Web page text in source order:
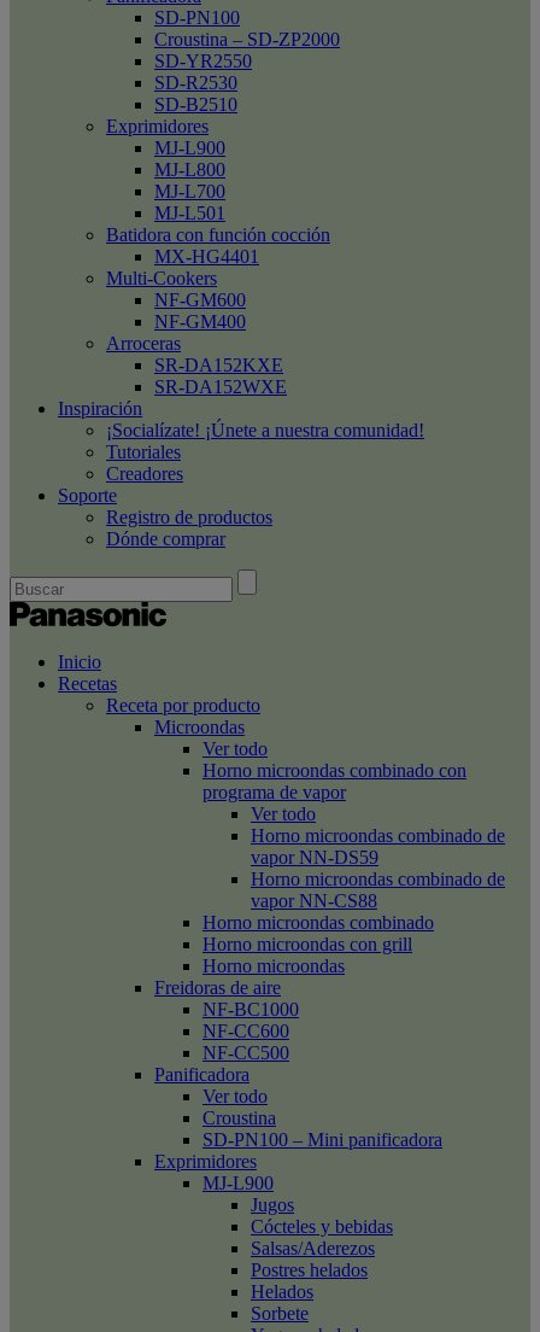
SD-PN100
Croustina – SD-ZP2000
SD-YR2550
SD-R2530
SD-B2510
Exprimidores
MJ-L900
MJ-L800
MJ-L700
MJ-L501
Batidora con función cocción
MX-HG4401
Multi-Cookers
NF-GM600
NF-GM400
Arroceras
SR-DA152KXE
SR-DA152WXE
Inspiración
¡Socialízate! ¡Únete a nuestra comunidad!
Tutoriales
Creadores
Soporte
Registro de productos
Dónde comprar
Inicio
Recetas
Receta por producto
Microondas
Ver todo
Horno microondas combinado con
programa de vapor
Ver todo
Horno microondas combinado de
vapor NN-DS59
Horno microondas combinado de
vapor NN-CS88
Horno microondas combinado
Horno microondas con grill
Horno microondas
Freidoras de aire
NF-BC1000
NF-CC600
NF-CC500
Panificadora
Ver todo
Croustina
SD-PN100 – Mini panificadora
Exprimidores
MJ-L900
Jugos
Cócteles y bebidas
Salsas/Aderezos
Postres helados
Helados
Sorbete